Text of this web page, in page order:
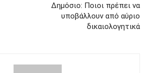
Δημόσιο: Ποιοι πρέπει να
υποβάλλουν από αύριο
δικαιολογητικά